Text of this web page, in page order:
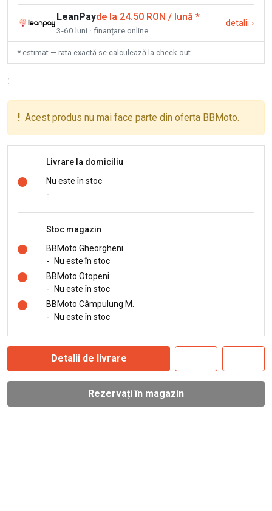
LeanPayde la 24.50 RON / lună *
3-60 luni · finanțare online
detalii ›
* estimat — rata exactă se calculează la check-out
:
! Acest produs nu mai face parte din oferta BBMoto.
Livrare la domiciliu
Nu este în stoc
-
Stoc magazin
BBMoto Gheorgheni
- Nu este în stoc
BBMoto Otopeni
- Nu este în stoc
BBMoto Câmpulung M.
- Nu este în stoc
Detalii de livrare
Rezervați în magazin